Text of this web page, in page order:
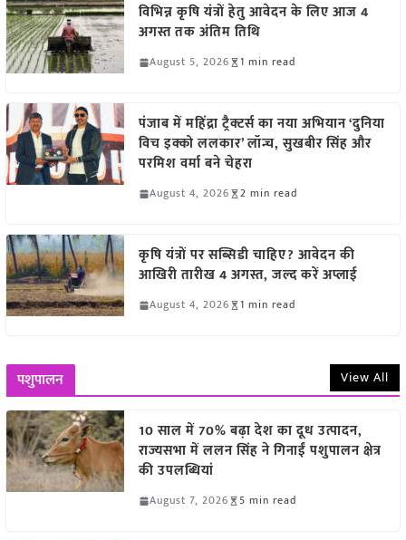
विभिन्न कृषि यंत्रों हेतु आवेदन के लिए आज 4
अगस्त तक अंतिम तिथि
August 5, 2026 1 min read
पंजाब में महिंद्रा ट्रैक्टर्स का नया अभियान ‘दुनिया
विच इक्को ललकार’ लॉन्च, सुखबीर सिंह और
परमिश वर्मा बने चेहरा
August 4, 2026 2 min read
कृषि यंत्रों पर सब्सिडी चाहिए? आवेदन की
आखिरी तारीख 4 अगस्त, जल्द करें अप्लाई
August 4, 2026 1 min read
पशुपालन View All
10 साल में 70% बढ़ा देश का दूध उत्पादन,
राज्यसभा में ललन सिंह ने गिनाईं पशुपालन क्षेत्र
की उपलब्धियां
August 7, 2026 5 min read